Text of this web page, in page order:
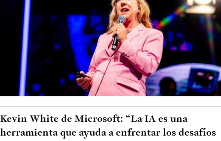
Kevin White de Microsoft: “La IA es una
herramienta que ayuda a enfrentar los desafíos